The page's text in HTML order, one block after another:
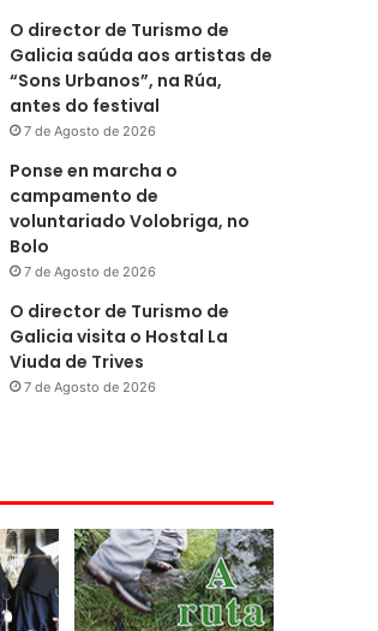
O director de Turismo de
Galicia saúda aos artistas de
“Sons Urbanos”, na Rúa,
antes do festival
7 de Agosto de 2026
Ponse en marcha o
campamento de
voluntariado Volobriga, no
Bolo
7 de Agosto de 2026
O director de Turismo de
Galicia visita o Hostal La
Viuda de Trives
7 de Agosto de 2026